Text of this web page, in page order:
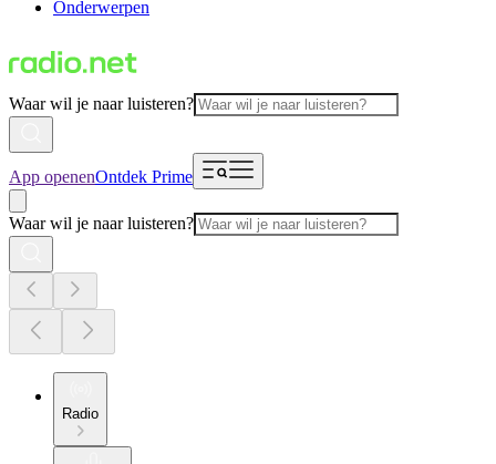
Onderwerpen
Waar wil je naar luisteren?
App openenOntdek Prime
Waar wil je naar luisteren?
Radio